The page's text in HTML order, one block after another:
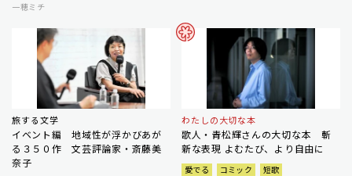
一穂ミチ
旅する文学
イベント編 地域性が浮かびあが
る３５０作 文芸評論家・斎藤美
奈子
わたしの大切な本
歌人・青松輝さんの大切な本 斬
新な表現 よむたび、より自由に
愛でる コミック 短歌